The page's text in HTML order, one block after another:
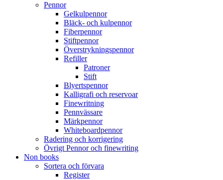
Pennor
Gelkulpennor
Bläck- och kulpennor
Fiberpennor
Stiftpennor
Överstrykningspennor
Refiller
Patroner
Stift
Blyertspennor
Kalligrafi och reservoar
Finewritning
Pennvässare
Märkpennor
Whiteboardpennor
Radering och korrigering
Övrigt Pennor och finewriting
Non books
Sortera och förvara
Register